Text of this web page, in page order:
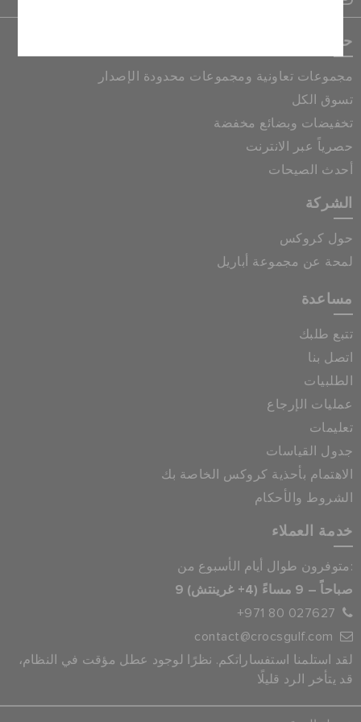
حصريات كروكس
مجموعات تعاونية ومجموعات محدودة الإصدار
تسوق الكل
تخفيضات وبضائع مخفضة
حصرياً عبر الانترنت
أحدث الصيحات
الشركة
حول كروكس
لمحة عن مجموعة أباريل
مساعدة
تتبع طلبك
اتصل بنا
الطلبيات
عمليات الإرجاع
تعليمات
جدول القياسات
الاهتمام بأحذية كروكس الخاصة بك
الشروط والأحكام
خدمة العملاء
متوفرون طوال أيام الأسبوع من:
9 صباحاً – 9 مساءً (4+ غرينتش)
+971 80 027627
contact@crocsgulf.com
لقد استلمنا استفساراتكم. نظرًا لوجود عطل مؤقت في النظام،
قد يتأخر الرد قليلًا